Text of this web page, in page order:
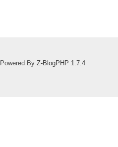
Powered By Z-BlogPHP 1.7.4